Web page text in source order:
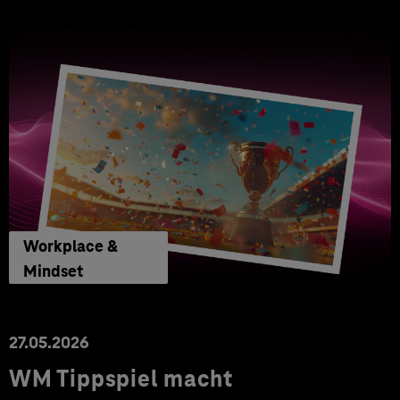
Workplace &
Mindset
27.05.2026
WM Tippspiel macht